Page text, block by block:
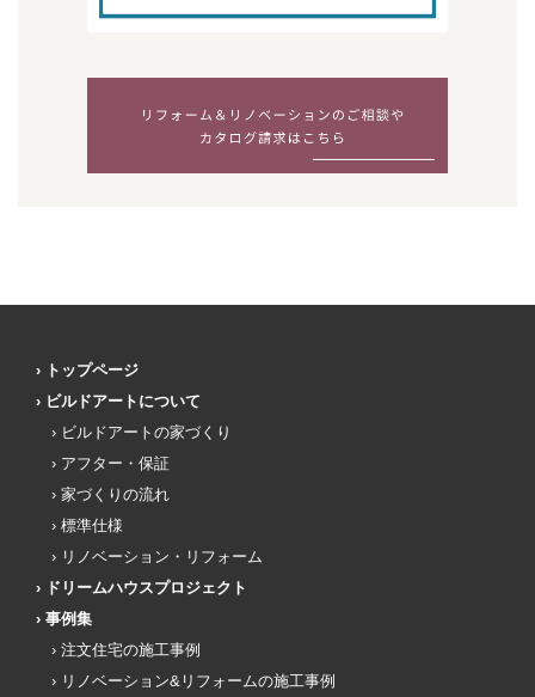
トップページ
ビルドアートについて
ビルドアートの家づくり
アフター・保証
家づくりの流れ
標準仕様
リノベーション・リフォーム
ドリームハウスプロジェクト
事例集
注文住宅の施工事例
リノベーション&リフォームの施工事例